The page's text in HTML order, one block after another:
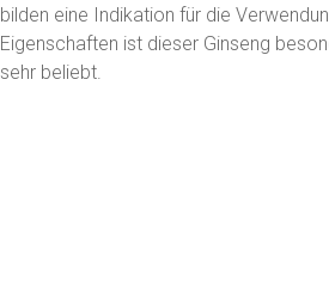
bilden eine Indikation für die
Eigenschaften ist dieser Ginseng
sehr beliebt.